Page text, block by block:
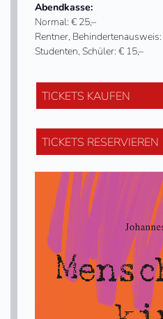
Abendkasse:
Normal: € 25,–
Rentner, Behindertenausweis:
Studenten, Schüler: € 15,–
TICKETS KAUFEN
TICKETS RESERVIEREN